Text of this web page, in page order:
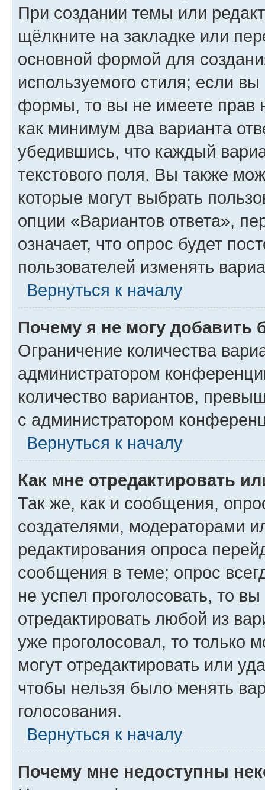
При создании темы или
щёлкните на закладке или
основной формой для
используемого стиля; если
формы, то вы не имеете прав
как минимум два варианта
убедившись, что каждый
текстового поля. Вы также
которые могут выбрать
опции «Вариантов ответа»,
означает, что опрос будет
пользователей изменять
Вернуться к началу
Почему я не могу добавить
Ограничение количества
администратором
количество вариантов,
с администратором
Вернуться к началу
Как мне отредактировать
Так же, как и сообщения,
создателями, модераторами
редактирования опроса
сообщения в теме; опрос
не успел проголосовать, то
отредактировать любой из
уже проголосовал, то только
могут отредактировать или
чтобы нельзя было менять
голосования.
Вернуться к началу
Почему мне недоступны